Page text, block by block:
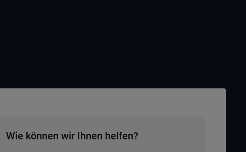
Wie können wir Ihnen helfen?